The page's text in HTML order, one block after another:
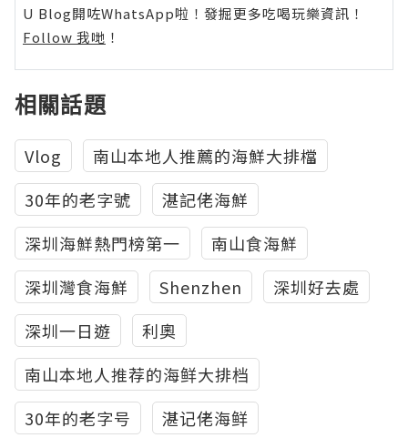
U Blog開咗WhatsApp啦！發掘更多吃喝玩樂資訊！
Follow 我哋 ！
相關話題
Vlog
南山本地人推薦的海鮮大排檔
30年的老字號
湛記佬海鮮
深圳海鮮熱門榜第一
南山食海鮮
深圳灣食海鮮
Shenzhen
深圳好去處
深圳一日遊
利奧
南山本地人推荐的海鲜大排档
30年的老字号
湛记佬海鲜